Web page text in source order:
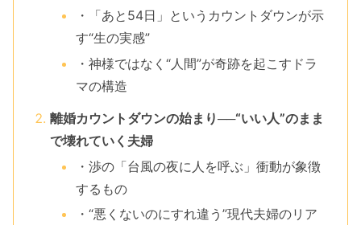
・「あと54日」というカウントダウンが示
す“生の実感”
・神様ではなく“人間”が奇跡を起こすドラ
マの構造
離婚カウントダウンの始まり──“いい人”のまま
で壊れていく夫婦
・渉の「台風の夜に人を呼ぶ」衝動が象徴
するもの
・“悪くないのにすれ違う”現代夫婦のリア